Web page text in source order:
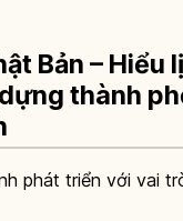
Bản – Hiểu
thành
phát triển với vai